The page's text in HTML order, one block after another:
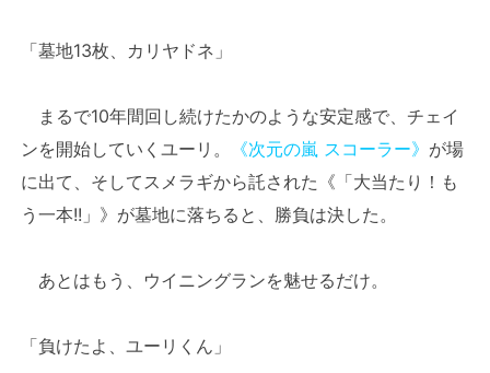
「墓地13枚、カリヤドネ」
まるで10年間回し続けたかのような安定感で、チェイ
ンを開始していくユーリ。
《次元の嵐 スコーラー》 が場
に出て、そしてスメラギから託された《「大当たり！も
う一本!!」》が墓地に落ちると、勝負は決した。
あとはもう、ウイニングランを魅せるだけ。
「負けたよ、ユーリくん」